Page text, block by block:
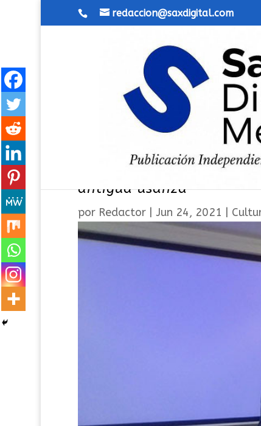
redaccion@saxdigital.com
Emotiva presentación
antigua usanza
por Redactor| Jun 24, 2021